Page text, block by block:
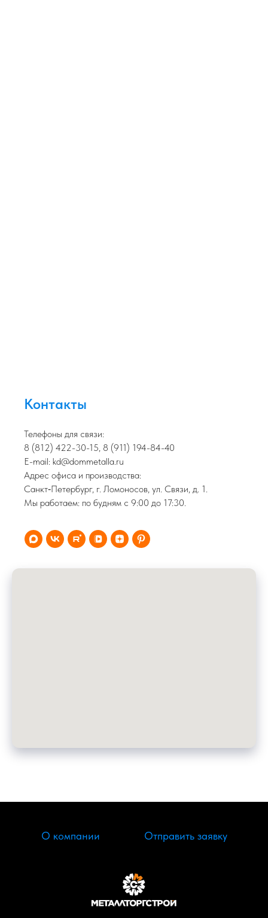
Контакты
Телефоны для связи:
8 (812) 422-30-15, 8 (911) 194-84-40
E-mail: kd@dommetalla.ru
Адрес офиса и производства:
Санкт‑Петербург, г. Ломоносов, ул. Связи, д. 1.
Мы работаем: по будням с 9:00 до 17:30.
О компании Отправить заявку